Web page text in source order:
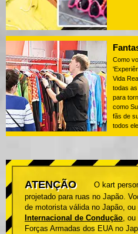
Como
Vida
todas
para
como
fãs de
todos
ATENÇÃO
O kart
projetado para ruas no Japão.
de motorista válida no Japão, ou
Internacional de Condução, ou
Forças Armadas dos EUA no